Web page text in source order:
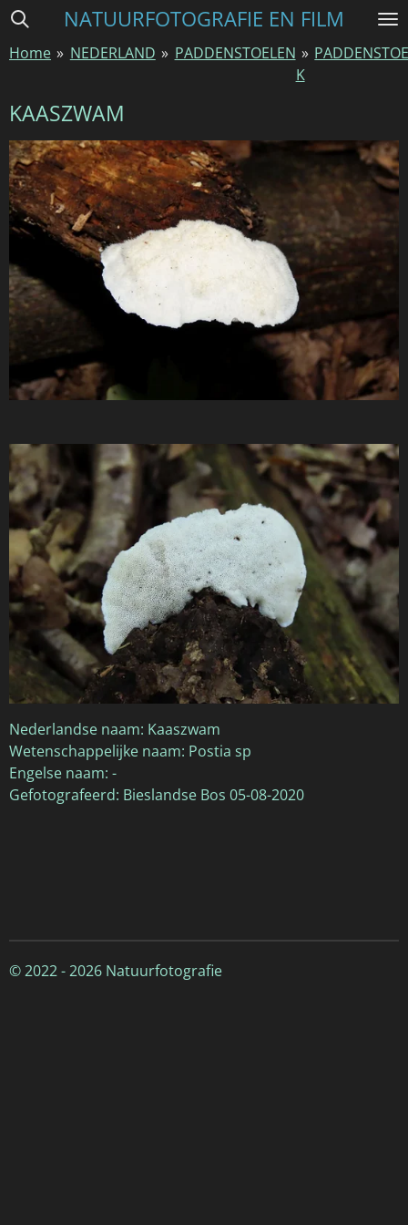
Ga
naar
hoofdinhoud
NATUURFOTOGRAFIE EN FILM
Home » NEDERLAND » PADDENSTOELEN »
K
KAASZWAM
Nederlandse naam: Kaaszwam
Wetenschappelijke naam: Postia sp
Engelse naam: -
Gefotografeerd: Bieslandse Bos 05-08-2020
© 2022 - 2026 Natuurfotografie